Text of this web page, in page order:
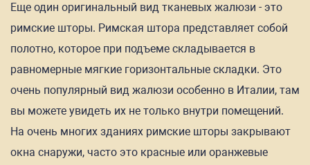
Еще один оригинальный вид тканевых жалюзи - это
римские шторы. Римская штора представляет собой
полотно, которое при подъеме складывается в
равномерные мягкие горизонтальные складки. Это
очень популярный вид жалюзи особенно в Италии, там
вы можете увидеть их не только внутри помещений.
На очень многих зданиях римские шторы закрывают
окна снаружи, часто это красные или оранжевые